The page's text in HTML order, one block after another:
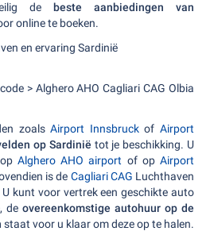
de beste aanbiedingen van
online te boeken.
en ervaring Sardinië
> Alghero AHO Cagliari CAG Olbia
zoalsAirport InnsbruckofAirport
op Sardinië tot je beschikking. U
Alghero AHO airport of opAirport
is de Cagliari CAG Luchthaven
kunt voor vertrek een geschikte auto
de overeenkomstige autohuur op de
staat voor u klaar om deze op te halen.